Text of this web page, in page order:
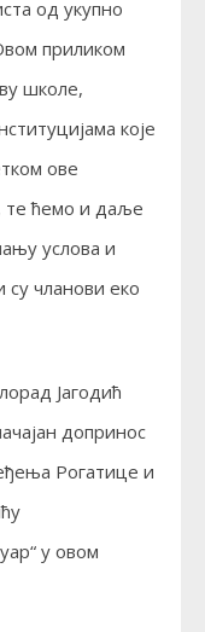
од укупно
приликом
школе,
које
ове
те ћемо и даље
услова и
чланови еко
Јагодић
допринос
Рогатице и
у овом